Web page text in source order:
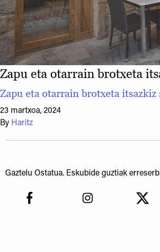
Zapu eta otarrain brotxeta
Zapu eta otarrain brotxeta itsazkiz
23 martxoa, 2024
By Haritz
Gaztelu Ostatua. Eskubide guztiak